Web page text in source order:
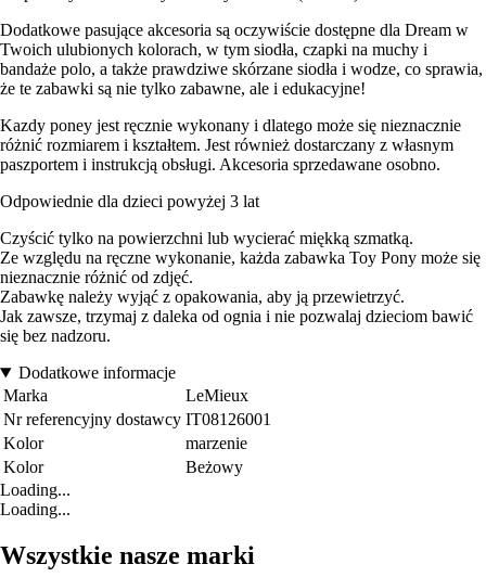
Dodatkowe pasujące akcesoria są oczywiście dostępne dla Dream w
Twoich ulubionych kolorach, w tym siodła, czapki na muchy i
bandaże polo, a także prawdziwe skórzane siodła i wodze, co sprawia,
że te zabawki są nie tylko zabawne, ale i edukacyjne!
Kazdy poney jest ręcznie wykonany i dlatego może się nieznacznie
różnić rozmiarem i kształtem. Jest również dostarczany z własnym
paszportem i instrukcją obsługi. Akcesoria sprzedawane osobno.
Odpowiednie dla dzieci powyżej 3 lat
Czyścić tylko na powierzchni lub wycierać miękką szmatką.
Ze względu na ręczne wykonanie, każda zabawka Toy Pony może się
nieznacznie różnić od zdjęć.
Zabawkę należy wyjąć z opakowania, aby ją przewietrzyć.
Jak zawsze, trzymaj z daleka od ognia i nie pozwalaj dzieciom bawić
się bez nadzoru.
Dodatkowe informacje
Marka
LeMieux
Nr referencyjny dostawcy IT08126001
Kolor
marzenie
Kolor
Beżowy
Loading...
Loading...
Wszystkie nasze marki